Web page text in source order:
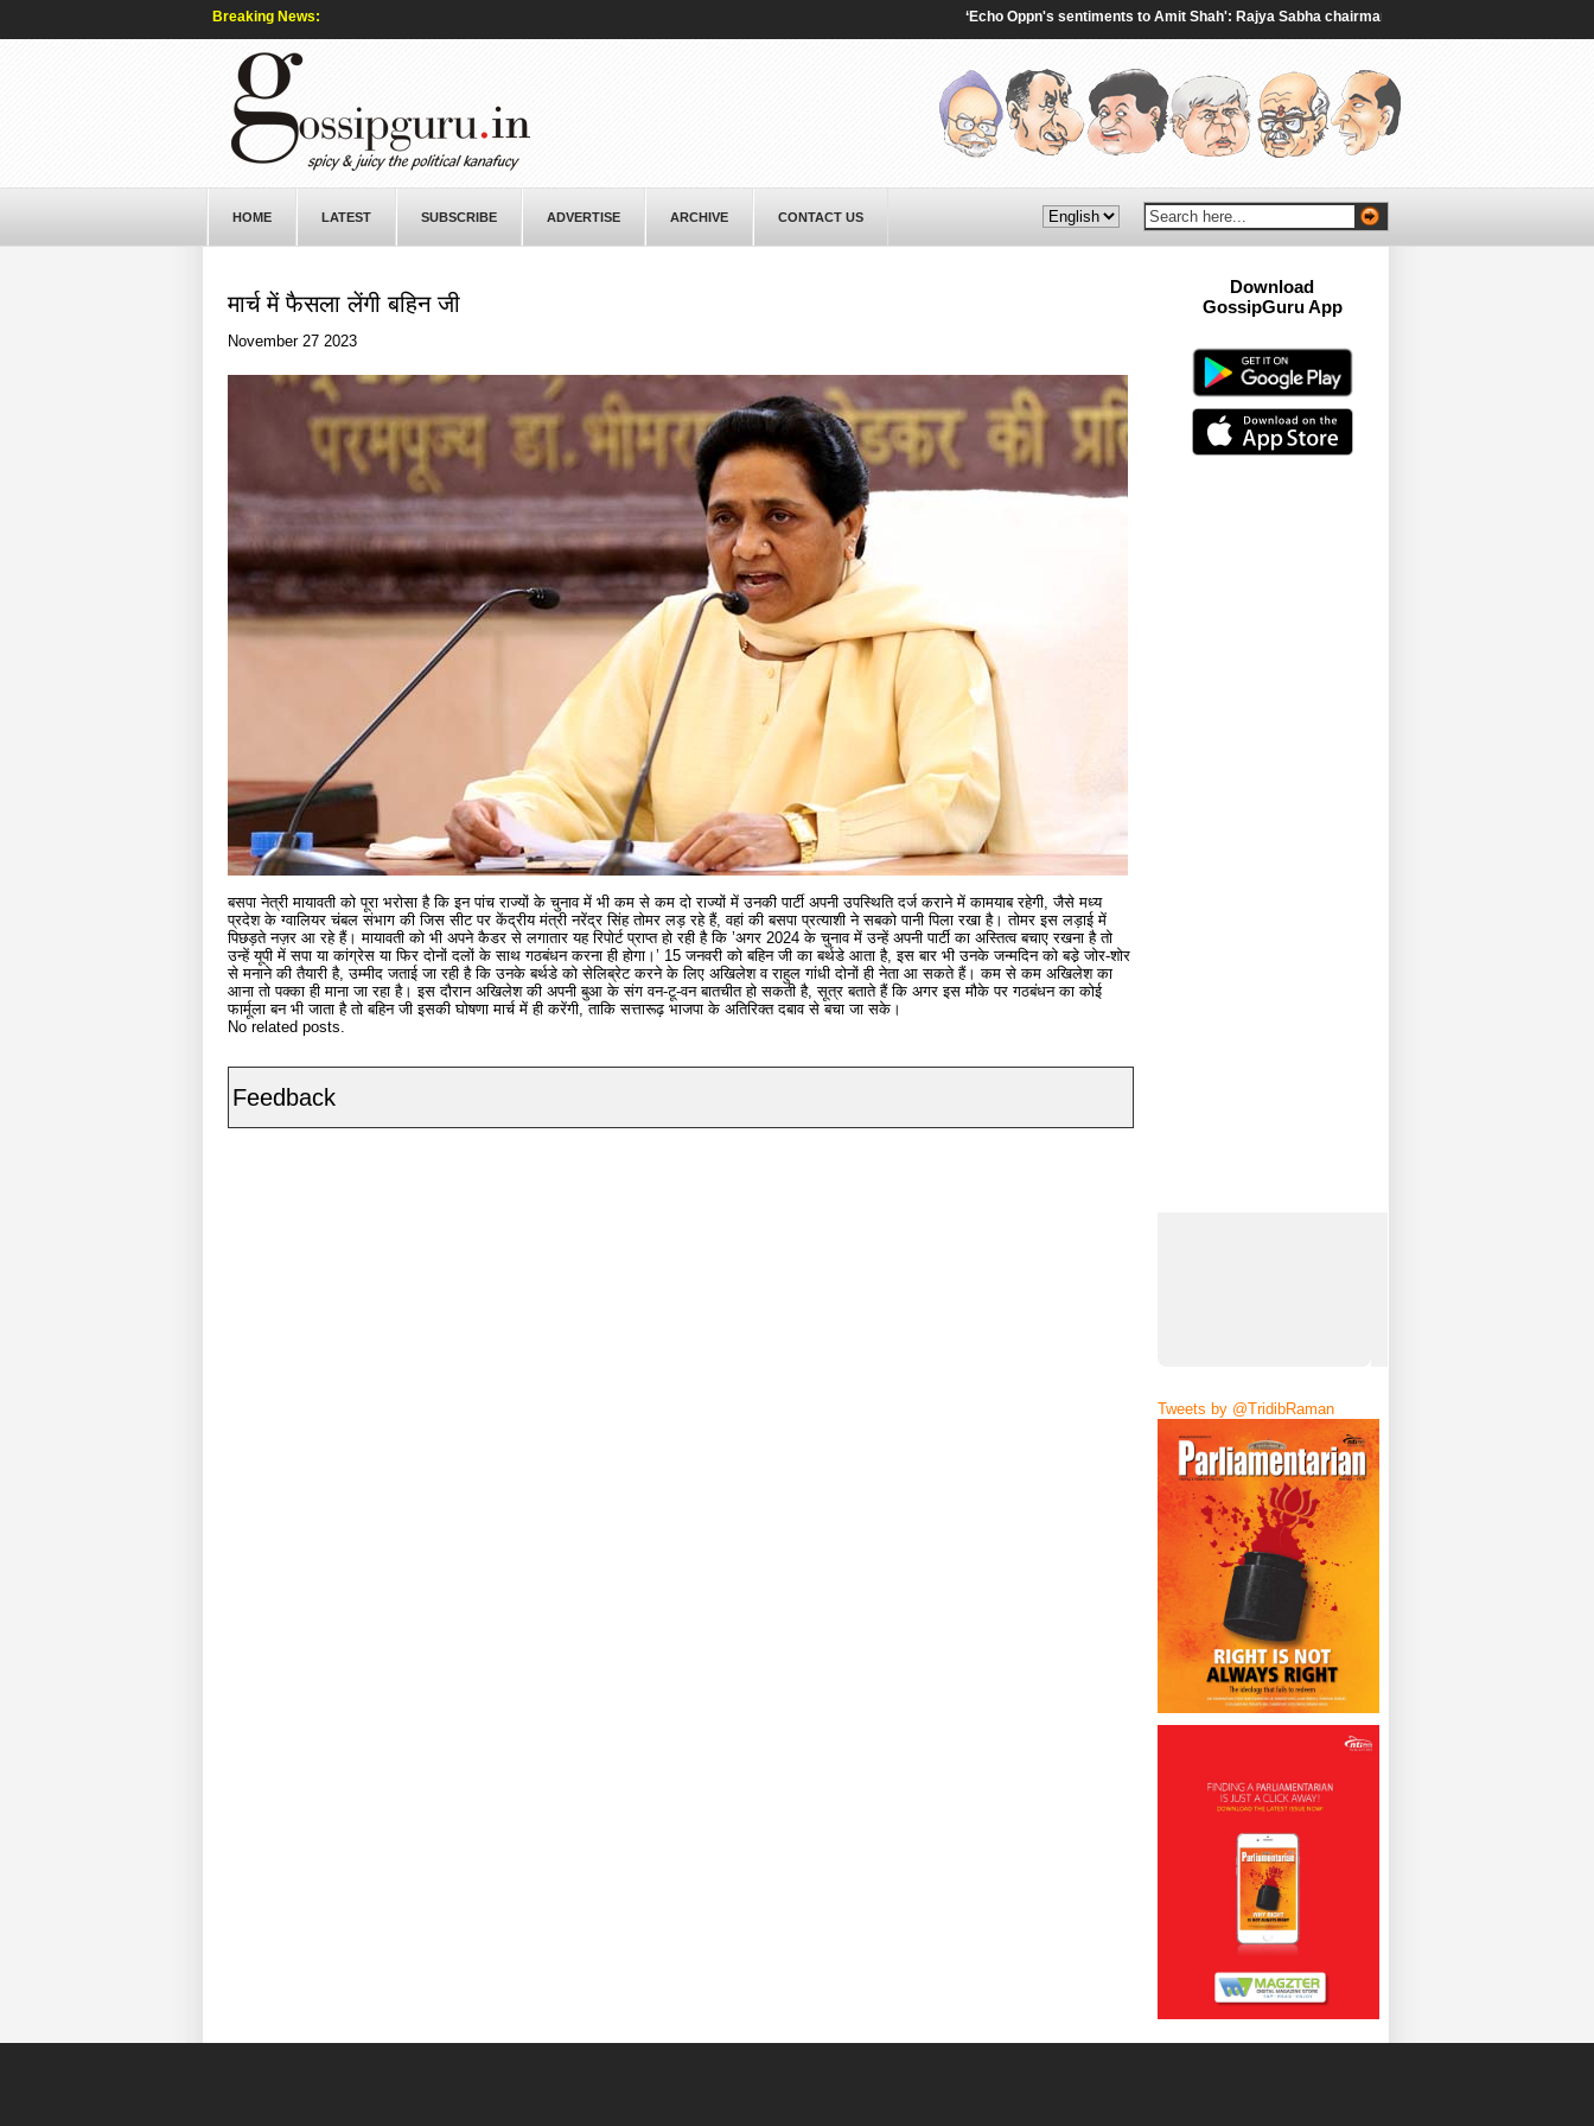
Breaking News: ‘Echo Oppn's sentiments to Amit Shah': Rajya Sabha chairman to Rijiju amid ruckus over student
HOME LATEST SUBSCRIBE ADVERTISE ARCHIVE CONTACT US
मार्च में फैसला लेंगी बहिन जी
November 27 2023
बसपा नेत्री मायावती को पूरा भरोसा है कि इन पांच राज्यों के चुनाव में भी कम से कम दो राज्यों में उनकी पार्टी अपनी उपस्थिति दर्ज कराने में कामयाब रहेगी, जैसे मध्य
प्रदेश के ग्वालियर चंबल संभाग की जिस सीट पर केंद्रीय मंत्री नरेंद्र सिंह तोमर लड़ रहे हैं, वहां की बसपा प्रत्याशी ने सबको पानी पिला रखा है। तोमर इस लड़ाई में
पिछड़ते नज़र आ रहे हैं। मायावती को भी अपने कैडर से लगातार यह रिपोर्ट प्राप्त हो रही है कि ’अगर 2024 के चुनाव में उन्हें अपनी पार्टी का अस्तित्व बचाए रखना है तो
उन्हें यूपी में सपा या कांग्रेस या फिर दोनों दलों के साथ गठबंधन करना ही होगा।’ 15 जनवरी को बहिन जी का बर्थडे आता है, इस बार भी उनके जन्मदिन को बडे़ जोर-शोर
से मनाने की तैयारी है, उम्मीद जताई जा रही है कि उनके बर्थडे को सेलिब्रेट करने के लिए अखिलेश व राहुल गांधी दोनों ही नेता आ सकते हैं। कम से कम अखिलेश का
आना तो पक्का ही माना जा रहा है। इस दौरान अखिलेश की अपनी बुआ के संग वन-टू-वन बातचीत हो सकती है, सूत्र बताते हैं कि अगर इस मौके पर गठबंधन का कोई
फार्मूला बन भी जाता है तो बहिन जी इसकी घोषणा मार्च में ही करेंगी, ताकि सत्तारूढ़ भाजपा के अतिरिक्त दबाव से बचा जा सके।
No related posts.
Feedback
Download
GossipGuru App
Tweets by @TridibRaman